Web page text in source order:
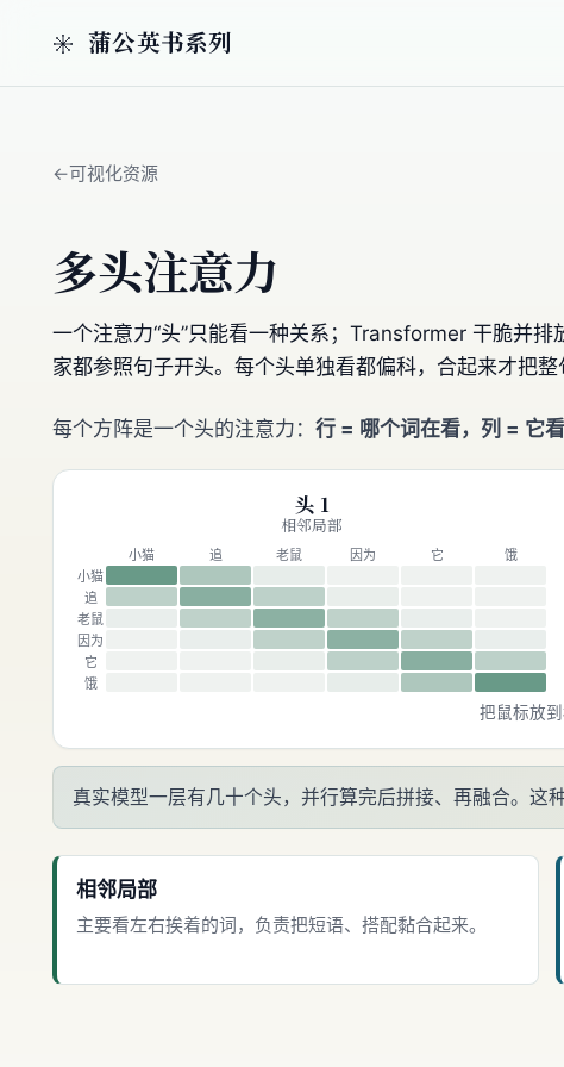
蒲公英书系列
可视化资源
多头注意力
一个注意力“头”只能看一种关系；Transformer 干脆并
家都参照句子开头。每个头单独看都偏科，合起来才把
每个方阵是一个头的注意力： 行 = 哪个词在看，列 = 它
头 1
相邻局部
小猫 追 老鼠 因为 它
饿
小猫
追
老鼠
因为
它
饿
把鼠标放
真实模型一层有几十个头，并行算完后拼接、再融合。
相邻局部
主要看左右挨着的词，负责把短语、搭配黏合起来。